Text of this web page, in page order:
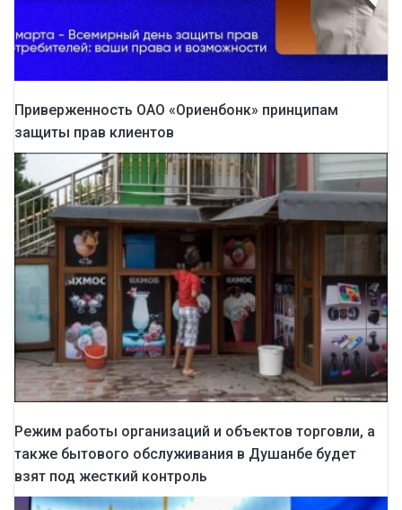
Приверженность ОАО «Ориенбонк» принципам
защиты прав клиентов
Режим работы организаций и объектов торговли, а
также бытового обслуживания в Душанбе будет
взят под жесткий контроль